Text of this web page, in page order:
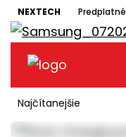
NEXTECH Predplatné
Najčítanejšie